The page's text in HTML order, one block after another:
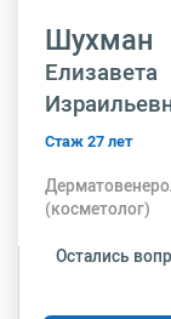
Шухман
Елизавета
Стаж 27 лет
(косметолог)
Остались